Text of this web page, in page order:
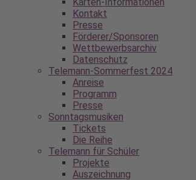
Kontakt
Presse
Förderer/Sponsoren
Wettbewerbsarchiv
Datenschutz
Telemann-Sommerfest 2024
Anreise
Programm
Presse
Sonntagsmusiken
Tickets
Die Reihe
Telemann für Schüler
Projekte
Auszeichnung